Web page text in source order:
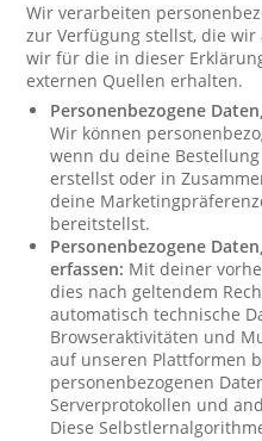
Wir verarbeiten
zur Verfügung stellst, die
wir für die in dieser
externen Quellen erhalten.
Personenbezogene
Wir können
wenn du deine
erstellst oder in
deine
bereitstellst.
Personenbezogene
erfassen: Mit deiner
dies nach geltendem
automatisch technische
Browseraktivitäten und
auf unseren Plattformen
personenbezogenen
Serverprotokollen und
Diese